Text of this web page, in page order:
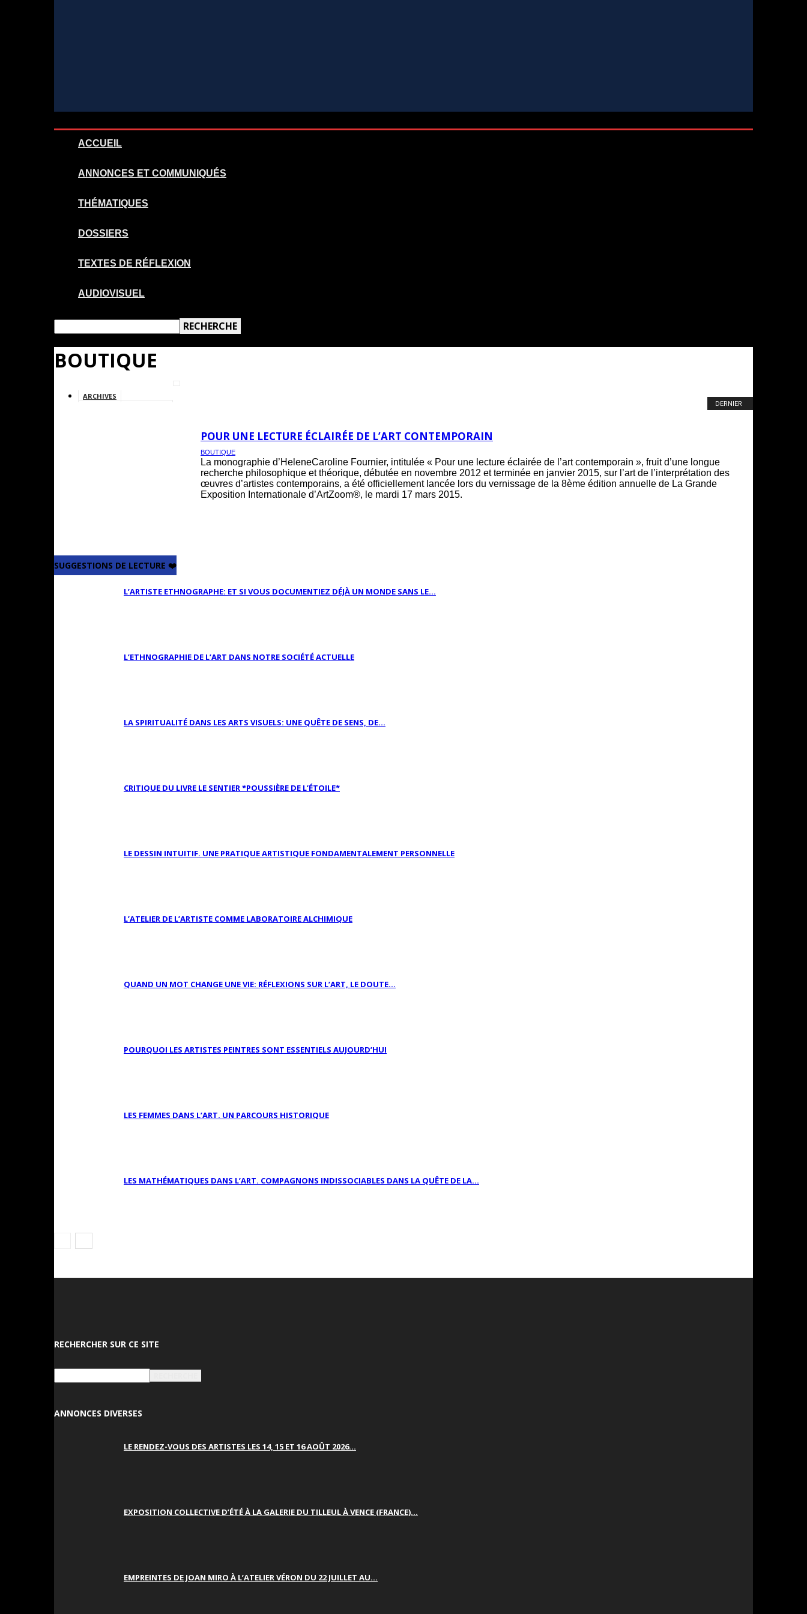
ACCUEIL
ANNONCES ET COMMUNIQUÉS
THÉMATIQUES
DOSSIERS
TEXTES DE RÉFLEXION
AUDIOVISUEL
BOUTIQUE
ARCHIVES
DERNIER
POUR UNE LECTURE ÉCLAIRÉE DE L’ART CONTEMPORAIN
BOUTIQUE
La monographie d’HeleneCaroline Fournier, intitulée « Pour une lecture éclairée de l’art contemporain », fruit d’une longue
recherche philosophique et théorique, débutée en novembre 2012 et terminée en janvier 2015, sur l’art de l’interprétation des
œuvres d’artistes contemporains, a été officiellement lancée lors du vernissage de la 8ème édition annuelle de La Grande
Exposition Internationale d’ArtZoom®, le mardi 17 mars 2015.
SUGGESTIONS DE LECTURE ❤️
L’ARTISTE ETHNOGRAPHE: ET SI VOUS DOCUMENTIEZ DÉJÀ UN MONDE SANS LE...
L’ETHNOGRAPHIE DE L’ART DANS NOTRE SOCIÉTÉ ACTUELLE
LA SPIRITUALITÉ DANS LES ARTS VISUELS: UNE QUÊTE DE SENS, DE...
CRITIQUE DU LIVRE LE SENTIER *POUSSIÈRE DE L’ÉTOILE*
LE DESSIN INTUITIF. UNE PRATIQUE ARTISTIQUE FONDAMENTALEMENT PERSONNELLE
L’ATELIER DE L’ARTISTE COMME LABORATOIRE ALCHIMIQUE
QUAND UN MOT CHANGE UNE VIE: RÉFLEXIONS SUR L’ART, LE DOUTE...
POURQUOI LES ARTISTES PEINTRES SONT ESSENTIELS AUJOURD’HUI
LES FEMMES DANS L’ART. UN PARCOURS HISTORIQUE
LES MATHÉMATIQUES DANS L’ART. COMPAGNONS INDISSOCIABLES DANS LA QUÊTE DE LA...
RECHERCHER SUR CE SITE
ANNONCES DIVERSES
LE RENDEZ-VOUS DES ARTISTES LES 14, 15 ET 16 AOÛT 2026...
EXPOSITION COLLECTIVE D’ÉTÉ À LA GALERIE DU TILLEUL À VENCE (FRANCE)...
EMPREINTES DE JOAN MIRO À L’ATELIER VÉRON DU 22 JUILLET AU...